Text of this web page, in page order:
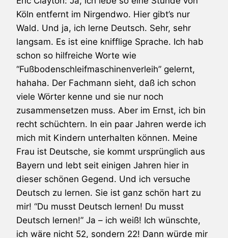
Köln entfernt im Nirgendwo. Hier gibt’s nur
Wald. Und ja, ich lerne Deutsch. Sehr, sehr
langsam. Es ist eine knifflige Sprache. Ich hab
schon so hilfreiche Worte wie
“Fußbodenschleifmaschinenverleih” gelernt,
hahaha. Der Fachmann sieht, daß ich schon
viele Wörter kenne und sie nur noch
zusammensetzen muss. Aber im Ernst, ich bin
recht schüchtern. In ein paar Jahren werde ich
mich mit Kindern unterhalten können. Meine
Frau ist Deutsche, sie kommt ursprünglich aus
Bayern und lebt seit einigen Jahren hier in
dieser schönen Gegend. Und ich versuche
Deutsch zu lernen. Sie ist ganz schön hart zu
mir! “Du musst Deutsch lernen! Du musst
Deutsch lernen!” Ja – ich weiß! Ich wünschte,
ich wäre nicht 52, sondern 22! Dann würde mir